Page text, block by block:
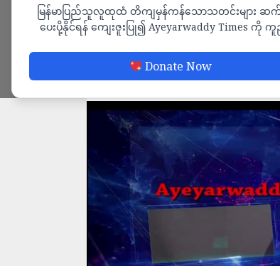
မြန်မာပြည်သူလူထုထံ တိကျမှန်ကန်သောသတင်းများ
ပေးပို့နိုင်ရန် ကျေးဇူးပြု၍ Ayeyarwaddy Times ကို ကူ
Donate Now
ဧရာဝတီတိုင်း
နေ့ မနက်ပိုင်း
ADMIN JULY 19, 2022